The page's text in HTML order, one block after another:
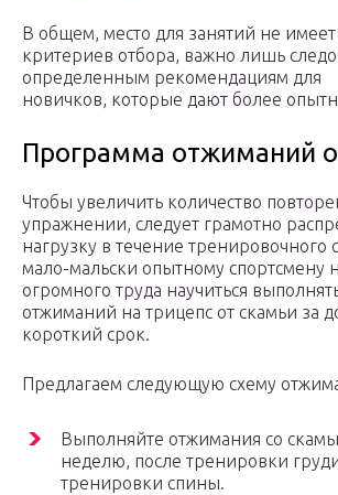
В общем, место для занятий не
критериев отбора, важно лишь
определенным рекомендациям для
новичков, которые дают более
Программа отжиманий
Чтобы увеличить количество
упражнении, следует грамотно
нагрузку в течение тренировочного
мало-мальски опытному спортсмену
огромного труда научиться
отжиманий на трицепс от скамьи за
короткий срок.
Предлагаем следующую схему
Выполняйте отжимания со
неделю, после тренировки
тренировки спины.